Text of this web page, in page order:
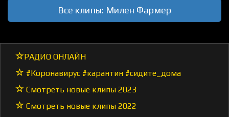
Все клипы: Милен Фармер
РАДИО ОНЛАЙН
#Коронавирус #карантин #сидите_дома
Смотреть новые клипы 2023
Смотреть новые клипы 2022